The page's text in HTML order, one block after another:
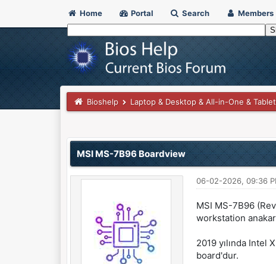
Home Portal Search Members
Bioshelp Laptop & Desktop & All-in-One &
MSI MS-7B96 Boardview
06-02-2026, 09:36
MSI MS-7B96
workstation
2019 yılında
board'dur.